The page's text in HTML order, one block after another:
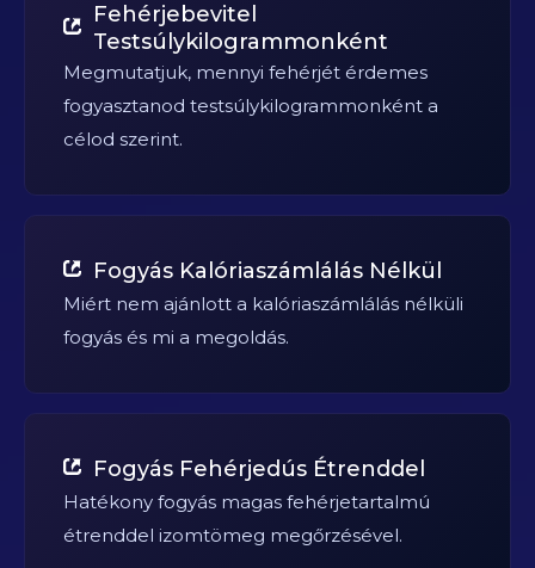
Fehérjebevitel
Testsúlykilogrammonként
Megmutatjuk, mennyi fehérjét érdemes
fogyasztanod testsúlykilogrammonként a
célod szerint.
Fogyás Kalóriaszámlálás Nélkül
Miért nem ajánlott a kalóriaszámlálás nélküli
fogyás és mi a megoldás.
Fogyás Fehérjedús Étrenddel
Hatékony fogyás magas fehérjetartalmú
étrenddel izomtömeg megőrzésével.